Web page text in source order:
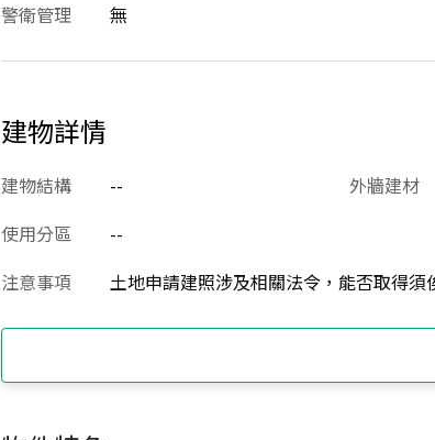
警衛管理
無
建物詳情
建物結構 -- 外牆建材
使用分區
--
注意事項
土地申請建照涉及相關法令，能否取得須